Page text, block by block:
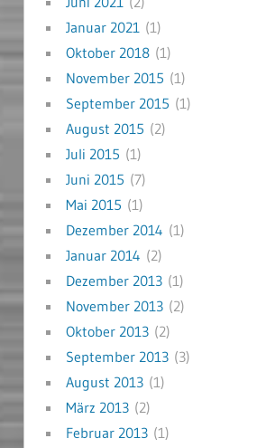
Januar 2021(1)
Oktober 2018(1)
November 2015 (1)
September 2015 (1)
August 2015 (2)
Juli 2015 (1)
Juni 2015 (7)
Mai 2015 (1)
Dezember 2014 (1)
Januar 2014 (2)
Dezember 2013(1)
November 2013(2)
Oktober 2013(2)
September 2013(3)
August 2013(1)
März 2013(2)
Februar 2013(1)